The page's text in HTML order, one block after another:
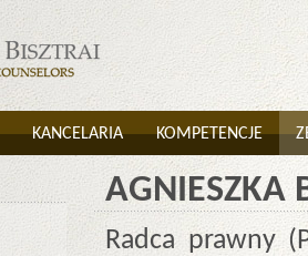
KANCELARIA KOMPETENCJE
AGNIESZKA
Radca prawny